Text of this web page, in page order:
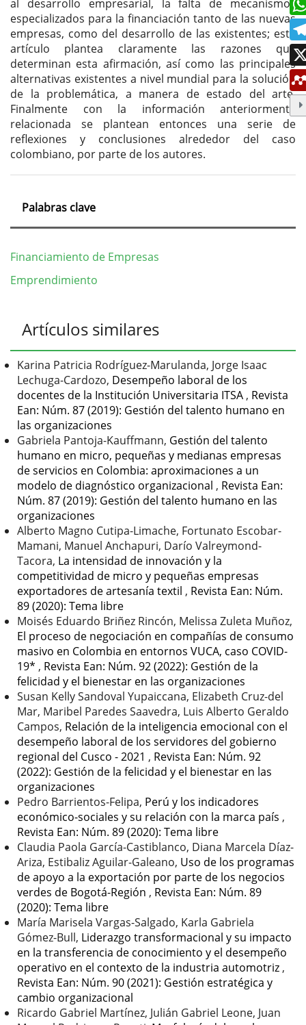
al desarrollo empresarial, la falta de mecanismos
especializados para la financiación tanto de las nuevas
empresas, como del desarrollo de las existentes; este
artículo plantea claramente las razones que
determinan esta afirmación, así como las principales
alternativas existentes a nivel mundial para la solución
de la problemática, a manera de estado del arte.
Finalmente con la información anteriormente
relacionada se plantean entonces una serie de
reflexiones y conclusiones alrededor del caso
colombiano, por parte de los autores.
Palabras clave
Financiamiento de Empresas
Emprendimiento
Detalles
del
artículo
Artículos similares
Karina Patricia Rodríguez-Marulanda, Jorge Isaac
Lechuga-Cardozo, Desempeño laboral de los
docentes de la Institución Universitaria ITSA , Revista
Ean: Núm. 87 (2019): Gestión del talento humano en
las organizaciones
Gabriela Pantoja-Kauffmann, Gestión del talento
humano en micro, pequeñas y medianas empresas
de servicios en Colombia: aproximaciones a un
modelo de diagnóstico organizacional , Revista Ean:
Núm. 87 (2019): Gestión del talento humano en las
organizaciones
Alberto Magno Cutipa-Limache, Fortunato Escobar-
Mamani, Manuel Anchapuri, Darío Valreymond-
Tacora, La intensidad de innovación y la
competitividad de micro y pequeñas empresas
exportadores de artesanía textil , Revista Ean: Núm.
89 (2020): Tema libre
Moisés Eduardo Briñez Rincón, Melissa Zuleta Muñoz,
El proceso de negociación en compañías de consumo
masivo en Colombia en entornos VUCA, caso COVID-
19* , Revista Ean: Núm. 92 (2022): Gestión de la
felicidad y el bienestar en las organizaciones
Susan Kelly Sandoval Yupaiccana, Elizabeth Cruz-del
Mar, Maribel Paredes Saavedra, Luis Alberto Geraldo
Campos, Relación de la inteligencia emocional con el
desempeño laboral de los servidores del gobierno
regional del Cusco - 2021 , Revista Ean: Núm. 92
(2022): Gestión de la felicidad y el bienestar en las
organizaciones
Pedro Barrientos-Felipa, Perú y los indicadores
económico-sociales y su relación con la marca país ,
Revista Ean: Núm. 89 (2020): Tema libre
Claudia Paola García-Castiblanco, Diana Marcela Díaz-
Ariza, Estibaliz Aguilar-Galeano, Uso de los programas
de apoyo a la exportación por parte de los negocios
verdes de Bogotá-Región , Revista Ean: Núm. 89
(2020): Tema libre
María Marisela Vargas-Salgado, Karla Gabriela
Gómez-Bull, Liderazgo transformacional y su impacto
en la transferencia de conocimiento y el desempeño
operativo en el contexto de la industria automotriz ,
Revista Ean: Núm. 90 (2021): Gestión estratégica y
cambio organizacional
Ricardo Gabriel Martínez, Julián Gabriel Leone, Juan